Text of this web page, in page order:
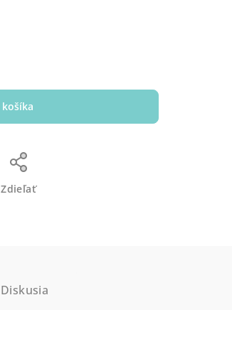
košíka
Zdieľať
Diskusia